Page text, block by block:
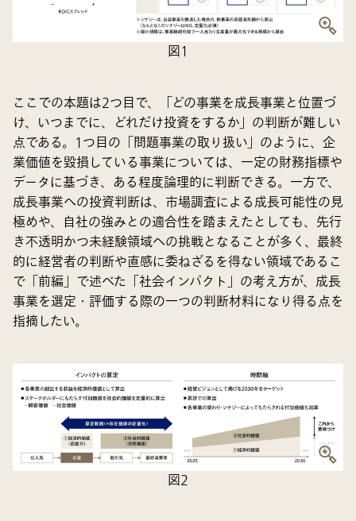
図1
ここでの本題は2つ目で、「どの事業を成長事業と位置づ
け、いつまでに、どれだけ投資をするか」の判断が難しい
点である。1つ目の「問題事業の取り扱い」のように、企
業価値を毀損している事業については、一定の財務指標や
データに基づき、ある程度論理的に判断できる。一方で、
成長事業への投資判断は、市場調査による成長可能性の見
極めや、自社の強みとの適合性を踏まえたとしても、先行
き不透明かつ未経験領域への挑戦となることが多く、最終
的に経営者の判断や直感に委ねざるを得ない領域であるこ
で「前編」で述べた「社会インパクト」の考え方が、成長
事業を選定・評価する際の一つの判断材料になり得る点を
指摘したい。
図2